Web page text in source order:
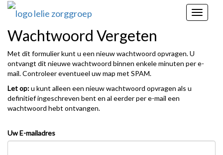
Toggle
Wachtwoord Vergeten
Met dit formulier kunt u een nieuw wachtwoord opvragen. U
ontvangt dit nieuwe wachtwoord binnen enkele minuten per e-
mail. Controleer eventueel uw map met SPAM.
Let op:u kunt alleen een nieuw wachtwoord opvragen als u
definitief ingeschreven bent en al eerder per e-mail een
wachtwoord hebt ontvangen.
Uw E-mailadres